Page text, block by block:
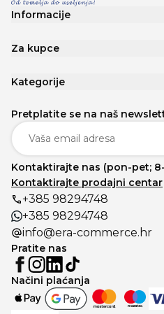
Informacije
Za kupce
Kategorije
Pretplatite se na naš
Kontaktirajte nas (pon-pet;
Kontaktirajte prodajni centar
+385 98294748
+385 98294748
info@era-commerce.hr
Pratite nas
Načini plaćanja